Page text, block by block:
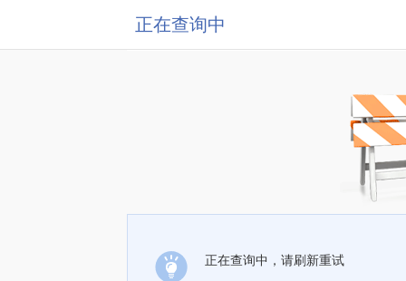
正在查询中
正在查询中，请刷新重试